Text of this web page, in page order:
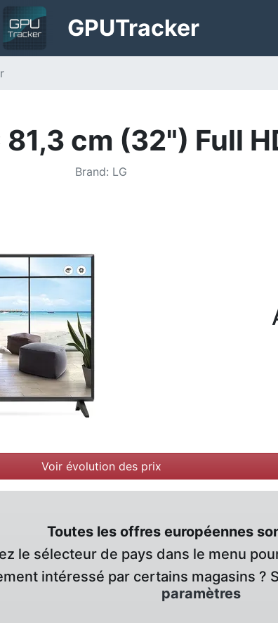
GPUTracker
cm (32") Full
Brand: LG
Voir évolution des prix
Toutes les offres européennes
le sélecteur de pays dans le menu
intéressé par certains magasins ?
paramètres